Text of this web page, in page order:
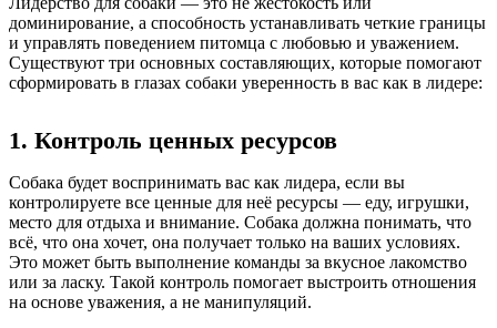
доминирование, а способность устанавливать четкие границы
и управлять поведением питомца с любовью и уважением.
Существуют три основных составляющих, которые помогают
сформировать в глазах собаки уверенность в вас как в лидере:
1. Контроль ценных ресурсов
Собака будет воспринимать вас как лидера, если вы
контролируете все ценные для неё ресурсы — еду, игрушки,
место для отдыха и внимание. Собака должна понимать, что
всё, что она хочет, она получает только на ваших условиях.
Это может быть выполнение команды за вкусное лакомство
или за ласку. Такой контроль помогает выстроить отношения
на основе уважения, а не манипуляций.